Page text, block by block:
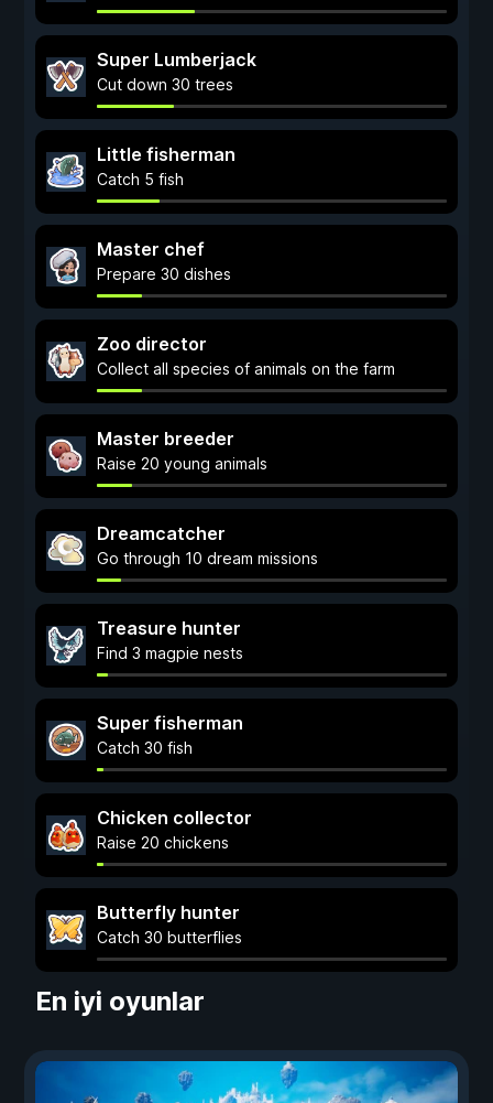
Super Lumberjack
Cut down 30 trees
Little fisherman
Catch 5 fish
Master chef
Prepare 30 dishes
Zoo director
Collect all species of animals on the farm
Master breeder
Raise 20 young animals
Dreamcatcher
Go through 10 dream missions
Treasure hunter
Find 3 magpie nests
Super fisherman
Catch 30 fish
Chicken collector
Raise 20 chickens
Butterfly hunter
Catch 30 butterflies
En iyi oyunlar